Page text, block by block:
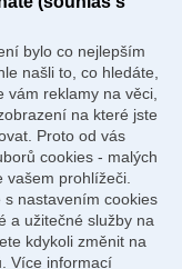
bylo co nejlepším
našli to, co hledáte,
vám reklamy na věci,
na které jste
Proto od vás
cookies - malých
vašem prohlížeči.
s nastavením cookies
a užitečné služby na
kdykoli změnit na
Více informací